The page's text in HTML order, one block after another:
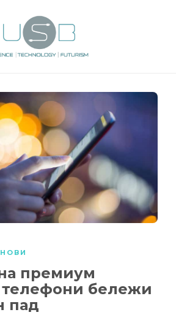
премиум
бележи
пад